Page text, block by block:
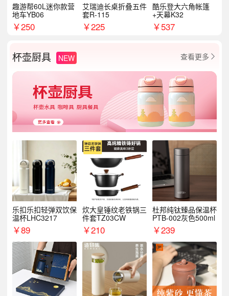
趣游帮60L迷你款营
地车YB06
￥250
艾瑞迪长桌折叠五件
套R-115
￥225
酷乐登大六角帐篷
+天幕K32
￥537
杯壶厨具 NEW 查看更多 
乐扣乐扣轻弹双饮保
温杯LHC3217
￥89
炊大皇锤纹老铁锅三
件套TZ03CW
￥210
杜邦纯钛臻品保温杯
PTB-002灰色500ml
￥239